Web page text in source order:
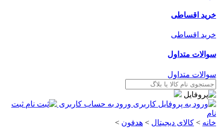
خرید اقساطی
خرید اقساطی
سوالات متداول
سوالات متداول
ورود به حساب کاربری
ثبت
نام
خانه > کالای دیجیتال > هدفون >